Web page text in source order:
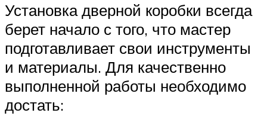
Установка дверной коробки всегда
берет начало с того, что мастер
подготавливает свои инструменты
и материалы. Для качественно
выполненной работы необходимо
достать: